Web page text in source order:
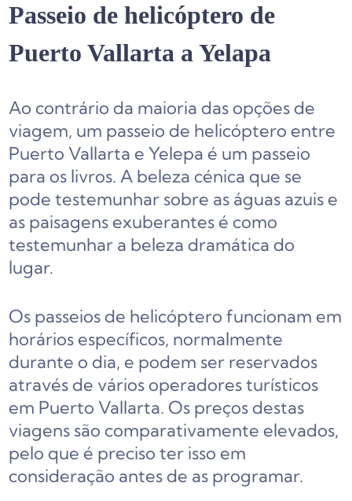
Passeio de helicóptero de
Puerto Vallarta a Yelapa
Ao contrário da maioria das opções de
viagem, um passeio de helicóptero entre
Puerto Vallarta e Yelepa é um passeio
para os livros. A beleza cénica que se
pode testemunhar sobre as águas azuis e
as paisagens exuberantes é como
testemunhar a beleza dramática do
lugar.
Os passeios de helicóptero funcionam em
horários específicos, normalmente
durante o dia, e podem ser reservados
através de vários operadores turísticos
em Puerto Vallarta. Os preços destas
viagens são comparativamente elevados,
pelo que é preciso ter isso em
consideração antes de as programar.